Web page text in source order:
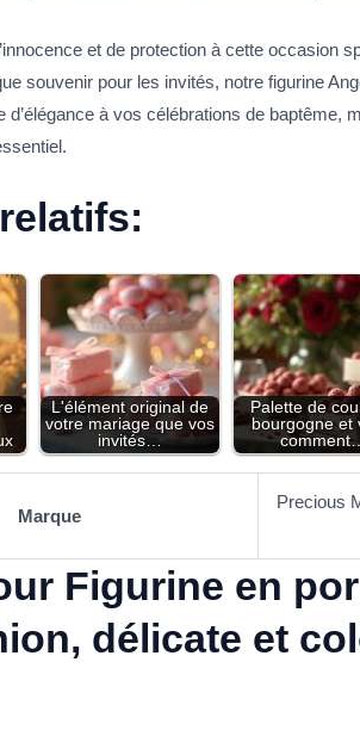
et de protection à cette occasion
souvenir pour les invités, notre figurine
d’élégance à vos célébrations de
L'élément original de
votre mariage que vos
invités…
Palette de
bourgogne et
Marque
Precious
Figurine en
délicate et